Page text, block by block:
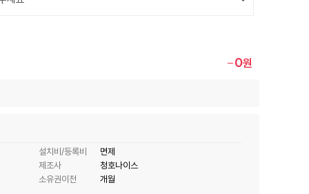
0원
설치비/등록비
면제
제조사
청호나이스
소유권이전
개월